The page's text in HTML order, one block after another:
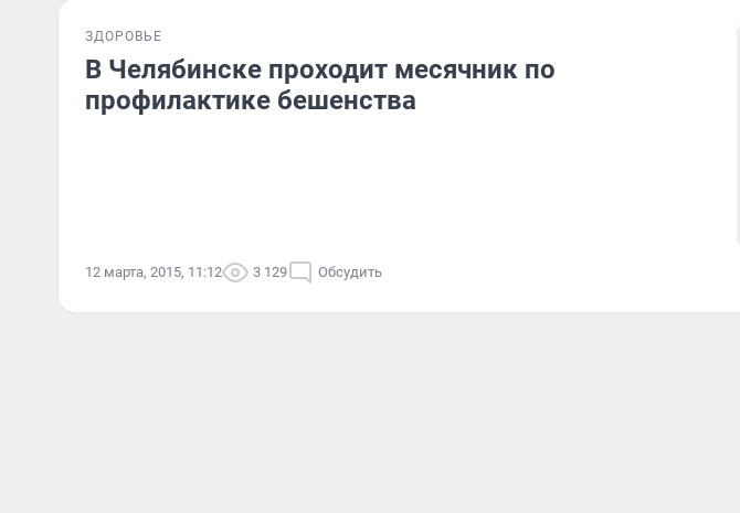
ЗДОРОВЬЕ
В Челябинске проходит месячник по
профилактике бешенства
12 марта, 2015, 11:12 3 129 Обсудить